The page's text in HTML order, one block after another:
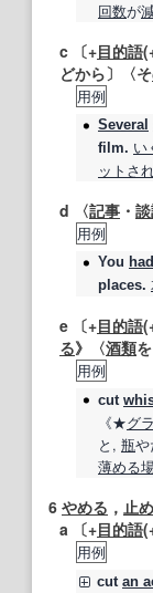
回数が
c 〔+目的語
どから〕〈そ
用例
Several
film. い
ットさ
d 〈記事 ・
用例
You
places.
e 〔+目的語
る》〈酒類
用例
cut
《★グ
と, 瓶や
薄める
6 やめる ， 止
a 〔+目的語
用例
cut an